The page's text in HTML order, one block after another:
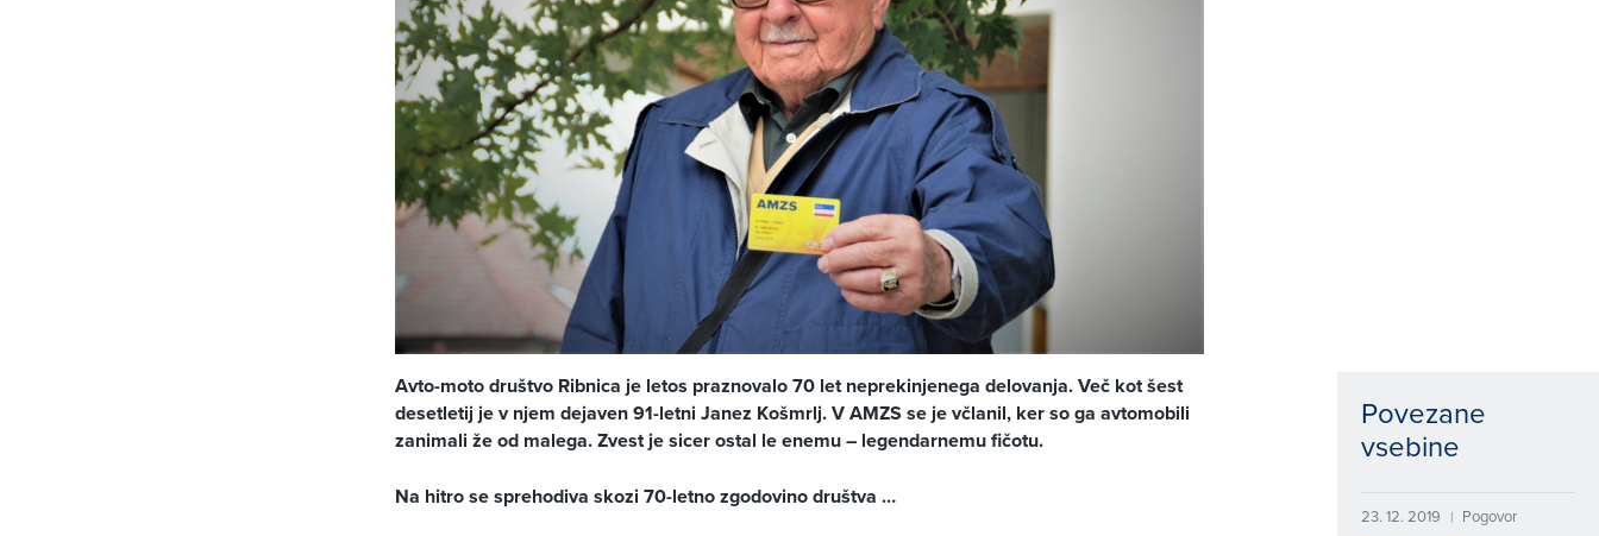
Avto-moto društvo Ribnica je letos praznovalo 70 let neprekinjenega delovanja. Več kot šest
desetletij je v njem dejaven 91-letni Janez Košmrlj. V AMZS se je včlanil, ker so ga avtomobili
zanimali že od malega. Zvest je sicer ostal le enemu – legendarnemu fičotu.
Na hitro se sprehodiva skozi 70-letno zgodovino društva …
Povezane
vsebine
23. 12. 2019 | Pogovor